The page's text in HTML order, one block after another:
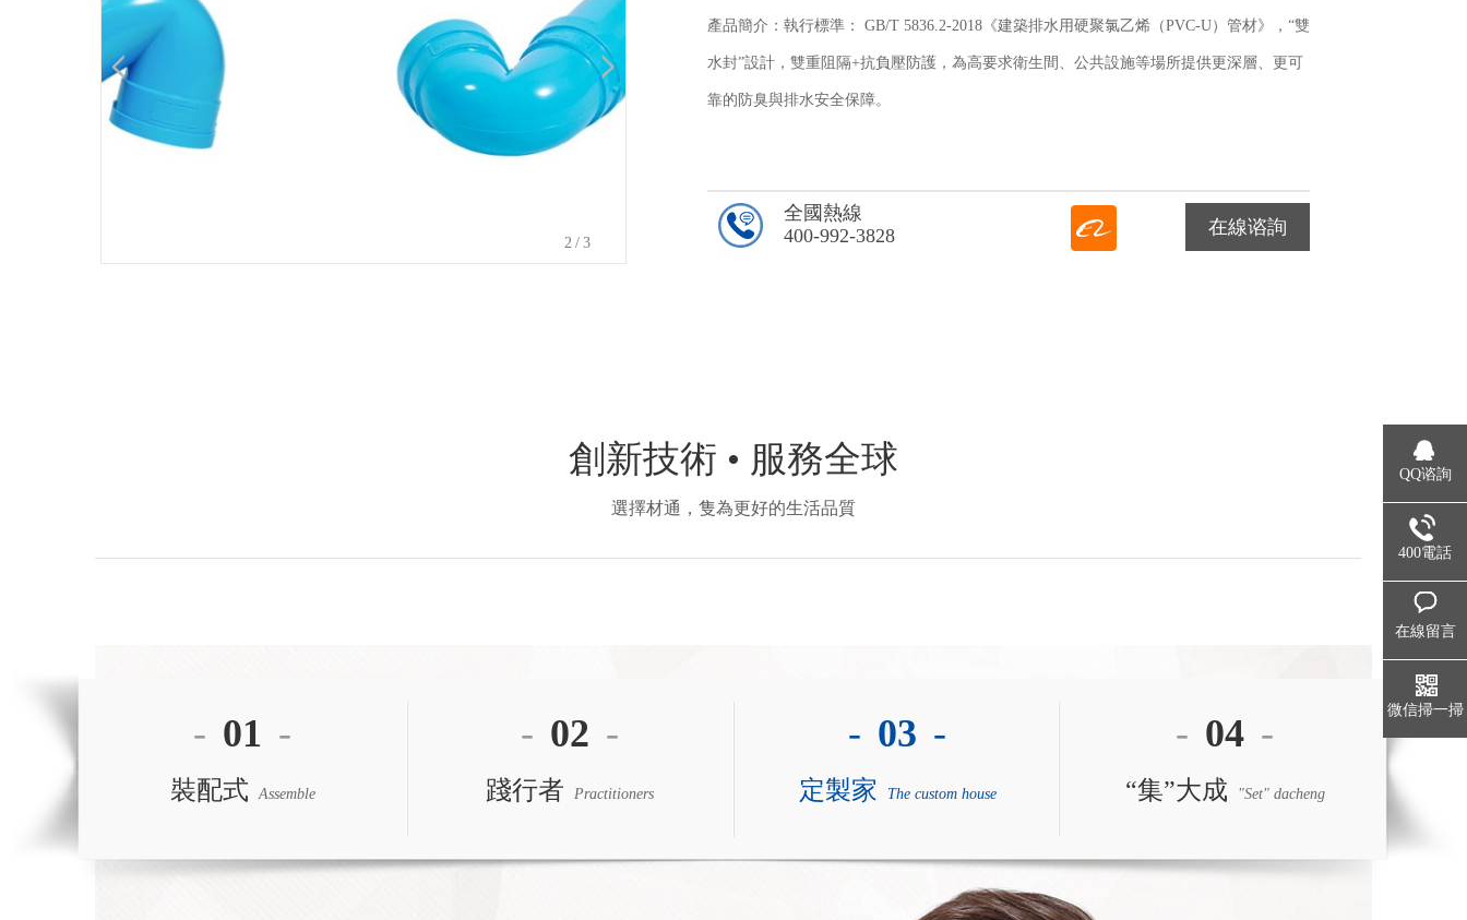
2 /3
產品簡介：執行標準： GB/T 5836.2-2018《建築排水用硬聚氯乙烯（PVC-U）管材》，“雙
水封”設計，雙重阻隔+抗負壓防護，為高要求衛生間、公共設施等場所提供更深層、更可
靠的防臭與排水安全保障。
在線谘詢
全國熱線
400-992-3828
創新技術 • 服務全球
選擇材通，隻為更好的生活品質
- 01 -
裝配式 Assemble
- 02 -
踐行者 Practitioners
- 03 -
定製家 The custom house
- 04 -
“集”大成 "Set" dacheng
QQ谘詢
400電話
在線留言
微信掃一掃